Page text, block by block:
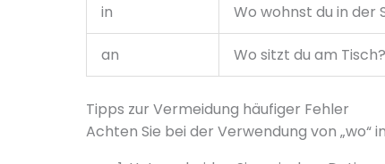
in Wo wohnst du in der
an Wo sitzt du am Tisch?
Tipps zur Vermeidung häufiger Fehler
Achten Sie bei der Verwendung von „wo“